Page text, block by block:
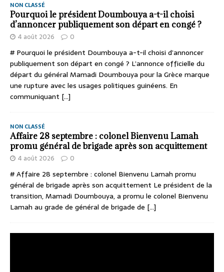
NON CLASSÉ
Pourquoi le président Doumbouya a-t-il choisi
d’annoncer publiquement son départ en congé ?
4 août 2026 0
# Pourquoi le président Doumbouya a-t-il choisi d’annoncer
publiquement son départ en congé ? L’annonce officielle du
départ du général Mamadi Doumbouya pour la Grèce marque
une rupture avec les usages politiques guinéens. En
communiquant [...]
NON CLASSÉ
Affaire 28 septembre : colonel Bienvenu Lamah
promu général de brigade après son acquittement
4 août 2026 0
# Affaire 28 septembre : colonel Bienvenu Lamah promu
général de brigade après son acquittement Le président de la
transition, Mamadi Doumbouya, a promu le colonel Bienvenu
Lamah au grade de général de brigade de [...]